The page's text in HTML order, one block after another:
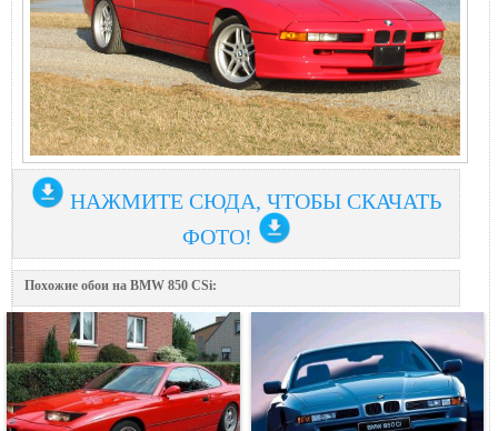
НАЖМИТЕ СЮДА, ЧТОБЫ СКАЧАТЬ
ФОТО!
Похожие обои на BMW 850 CSi: